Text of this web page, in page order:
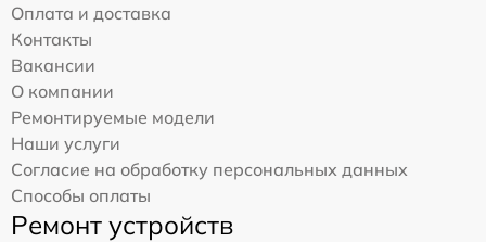
Оплата и доставка
Контакты
Вакансии
О компании
Ремонтируемые модели
Наши услуги
Согласие на обработку персональных данных
Способы оплаты
Ремонт устройств